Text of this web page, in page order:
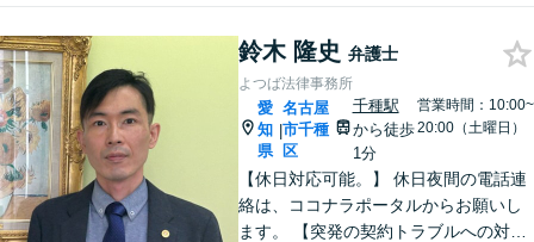
鈴木 隆史 弁護士
よつば法律事務所
愛
知
県
|
名古屋
市千種
区
千種駅
から徒歩
1分
営業時間：10:00~
20:00（土曜日）
【休日対応可能。】 休日夜間の電話連
絡は、ココナラポータルからお願いし
ます。 【突発の契約トラブルへの対応